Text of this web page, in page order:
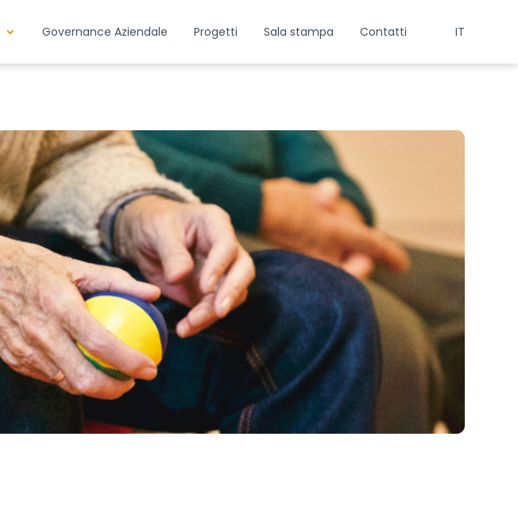
Governance Aziendale Progetti Sala stampa Contatti IT